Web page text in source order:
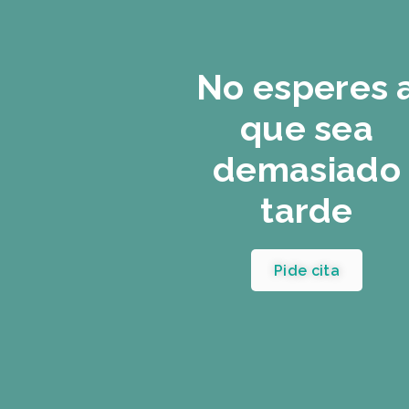
No esperes
que sea
demasiado
tarde
Pide cita